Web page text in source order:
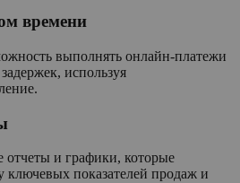
времени
выполнять онлайн-платежи
используя
отчеты и графики, которые
ключевых показателей продаж и